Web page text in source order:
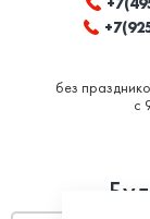
без
с